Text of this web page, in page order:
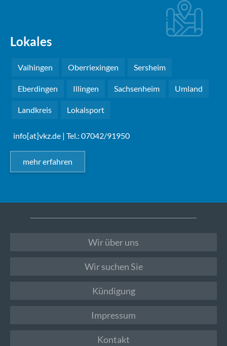
Lokales
Vaihingen Oberriexingen Sersheim
Eberdingen Illingen Sachsenheim Umland
Landkreis Lokalsport
info[at]vkz.de | Tel.: 07042/91950
mehr erfahren
Wir über uns
Wir suchen Sie
Kündigung
Impressum
Kontakt